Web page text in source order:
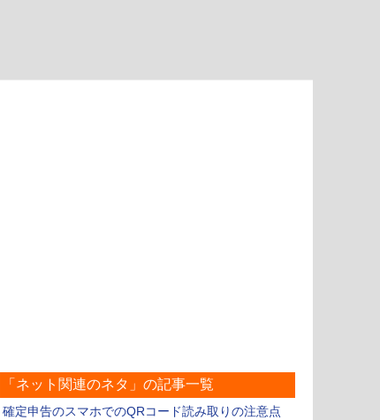
「ネット関連のネタ」の記事一覧
確定申告のスマホでのQRコード読み取りの注意点